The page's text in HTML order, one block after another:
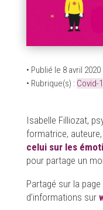
• Publié le 8 avril 2020
• Rubrique(s) : Covid-
Isabelle Filliozat,
formatrice,
celui sur les
pour partage un
Partagé sur la
d’informations sur